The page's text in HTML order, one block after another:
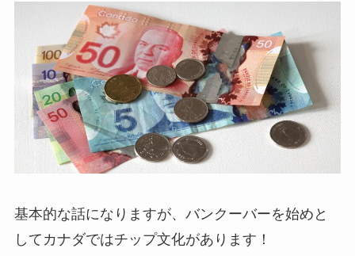
基本的な話になりますが、バンクーバーを始めと
してカナダではチップ文化があります！